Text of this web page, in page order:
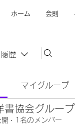
ホーム 会則
歴
マイグループ
書協会グループ
開 · 1名のメンバー